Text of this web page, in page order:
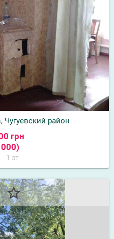
Чугуевский район
грн
1 эт
star_border